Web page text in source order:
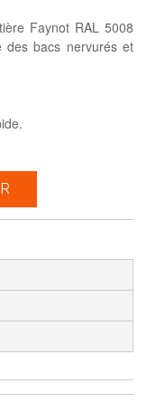
Faynot RAL 5008
des bacs nervurés et